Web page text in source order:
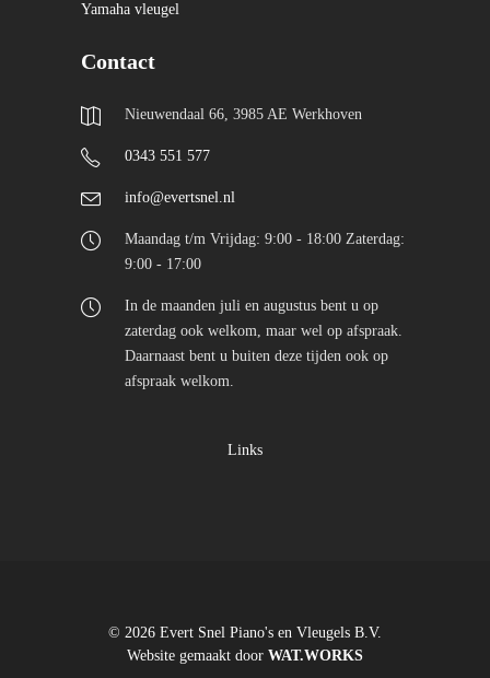
Yamaha vleugel
Contact
Nieuwendaal 66, 3985 AE Werkhoven
0343 551 577
info@evertsnel.nl
Maandag t/m Vrijdag: 9:00 - 18:00 Zaterdag:
9:00 - 17:00
In de maanden juli en augustus bent u op
zaterdag ook welkom, maar wel op afspraak.
Daarnaast bent u buiten deze tijden ook op
afspraak welkom.
Links
© 2026 Evert Snel Piano's en Vleugels B.V.
Website gemaakt door WAT.WORKS